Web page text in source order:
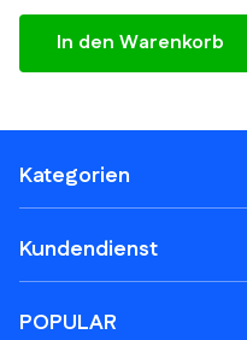
In den Warenkorb
Kategorien
Kundendienst
POPULAR